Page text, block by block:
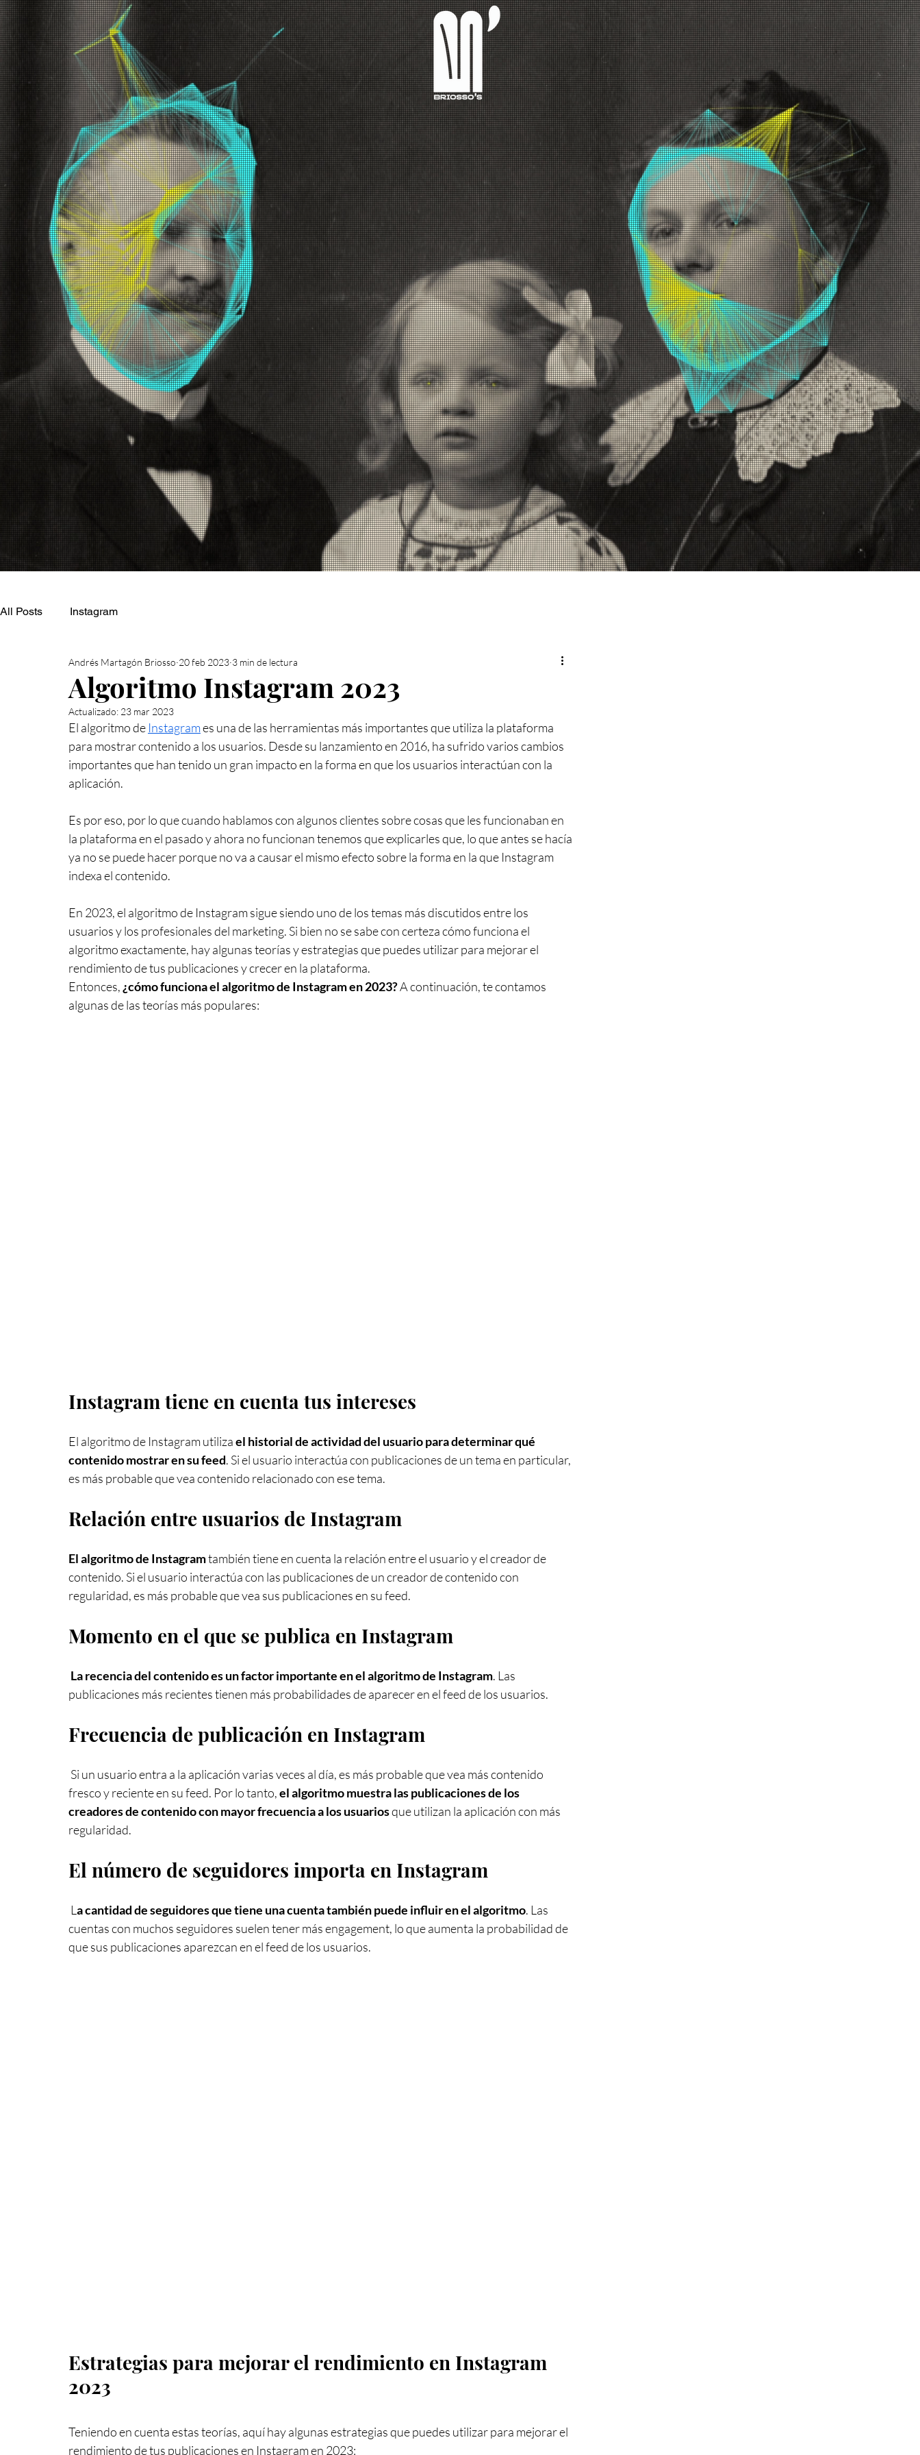
All Posts Instagram
Algoritmo Instagram 2023
Andrés Martagón Briosso 20 feb 2023 3 min de lectura
Actualizado: 23 mar 2023
El algoritmo de Instagram es una de las herramientas más importantes que utiliza la plataforma
para mostrar contenido a los usuarios. Desde su lanzamiento en 2016, ha sufrido varios cambios
importantes que han tenido un gran impacto en la forma en que los usuarios interactúan con la
aplicación.
Es por eso, por lo que cuando hablamos con algunos clientes sobre cosas que les funcionaban en
la plataforma en el pasado y ahora no funcionan tenemos que explicarles que, lo que antes se hacía
ya no se puede hacer porque no va a causar el mismo efecto sobre la forma en la que Instagram
indexa el contenido.
En 2023, el algoritmo de Instagram sigue siendo uno de los temas más discutidos entre los
usuarios y los profesionales del marketing. Si bien no se sabe con certeza cómo funciona el
algoritmo exactamente, hay algunas teorías y estrategias que puedes utilizar para mejorar el
rendimiento de tus publicaciones y crecer en la plataforma.
Entonces, ¿cómo funciona el algoritmo de Instagram en 2023? A continuación, te contamos
algunas de las teorías más populares:
Instagram tiene en cuenta tus intereses
El algoritmo de Instagram utiliza el historial de actividad del usuario para determinar qué
contenido mostrar en su feed. Si el usuario interactúa con publicaciones de un tema en particular,
es más probable que vea contenido relacionado con ese tema.
Relación entre usuarios de Instagram
El algoritmo de Instagram también tiene en cuenta la relación entre el usuario y el creador de
contenido. Si el usuario interactúa con las publicaciones de un creador de contenido con
regularidad, es más probable que vea sus publicaciones en su feed.
Momento en el que se publica en Instagram
La recencia del contenido es un factor importante en el algoritmo de Instagram. Las
publicaciones más recientes tienen más probabilidades de aparecer en el feed de los usuarios.
Frecuencia de publicación en Instagram
fresco y reciente en su feed. Por lo tanto, el algoritmo muestra las publicaciones de los
creadores de contenido con mayor frecuencia a los usuarios que utilizan la aplicación con más
regularidad.
El número de seguidores importa en Instagram
L a cantidad de seguidores que tiene una cuenta también puede influir en el algoritmo. Las
cuentas con muchos seguidores suelen tener más engagement, lo que aumenta la probabilidad de
que sus publicaciones aparezcan en el feed de los usuarios.
Estrategias para mejorar el rendimiento en Instagram
2023
Teniendo en cuenta estas teorías, aquí hay algunas estrategias que puedes utilizar para mejorar el
rendimiento de tus publicaciones en Instagram en 2023: